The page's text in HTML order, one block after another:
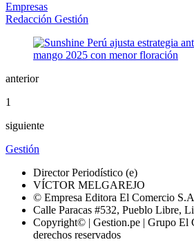
Empresas
Redacción Gestión
anterior
1
siguiente
Gestión
Director Periodístico (e)
VÍCTOR MELGAREJO
© Empresa Editora El Comercio
Calle Paracas #532, Pueblo Libre,
Copyright© | Gestion.pe | Grupo El
derechos reservados